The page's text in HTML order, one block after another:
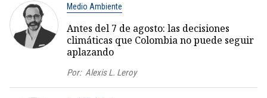
Medio Ambiente
Antes del 7 de agosto: las decisiones
climáticas que Colombia no puede seguir
aplazando
Por: Alexis L. Leroy